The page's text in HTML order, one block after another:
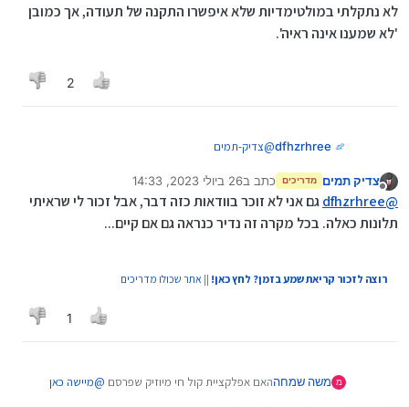
לא נתקלתי במולטימדיות שלא איפשרו התקנה של תעודה, אך כמובן
'לא שמענו אינה ראיה'.
2
dfhzrhree
@צדיק-תמים
נעילה ע"י קוד בעקבות ההתקנה של התעודה,
ובמולטימדיות החלק של הקוד מתפקשש הרבה פעמים
לא נתקלתי במולטימדיות שלא איפשרו התקנה של
מנותק
צדיק תמים מדריכים כתב ב26 ביולי 2023, 14:33
נערך לאחרונה על ידי צדיק תמים
@
dfhzrhreeגם אני לא זוכר בוודאות כזה דבר, אבל זכור לי שראיתי
תלונות כאלה. בכל מקרה זה נדיר כנראה גם אם קיים...
רוצה לזכור קריאת שמע בזמן? לחץ כאן! || אתר שכולו מדריכים
1
מ משה שמחההאם אפלקציית קול חי מיוזיק שפרסם @מיישה כאן